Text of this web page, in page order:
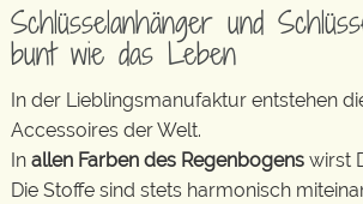
Schlüsselanhänger und
bunt wie das Leben
In der Lieblingsmanufaktur entstehen
Accessoires der Welt.
In allen Farben des Regenbogens wirst
Die Stoffe sind stets harmonisch